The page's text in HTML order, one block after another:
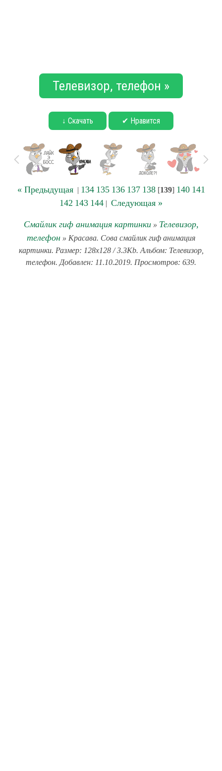
Телевизор, телефон »
↓ Скачать ✔ Нравится
« Предыдущая| 134 135 136 137 138[139] 140 141
142 143 144 | Следующая »
Смайлик гиф анимация картинки» Телевизор,
телефон » Красава. Сова смайлик гиф анимация
картинки. Размер: 128x128 / 3.3Kb. Альбом: Телевизор,
телефон. Добавлен: 11.10.2019. Просмотров: 639.